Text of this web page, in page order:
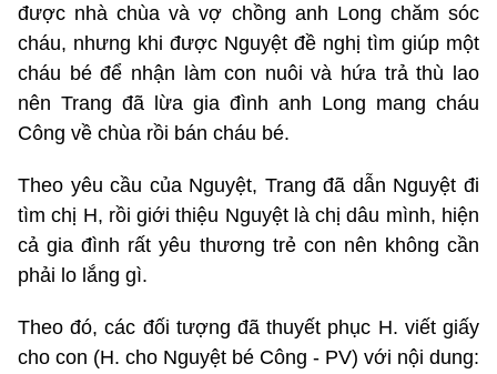
được nhà chùa và vợ chồng anh Long chăm sóc
cháu, nhưng khi được Nguyệt đề nghị tìm giúp một
cháu bé để nhận làm con nuôi và hứa trả thù lao
nên Trang đã lừa gia đình anh Long mang cháu
Công về chùa rồi bán cháu bé.
Theo yêu cầu của Nguyệt, Trang đã dẫn Nguyệt đi
tìm chị H, rồi giới thiệu Nguyệt là chị dâu mình, hiện
cả gia đình rất yêu thương trẻ con nên không cần
phải lo lắng gì.
Theo đó, các đối tượng đã thuyết phục H. viết giấy
cho con (H. cho Nguyệt bé Công - PV) với nội dung: